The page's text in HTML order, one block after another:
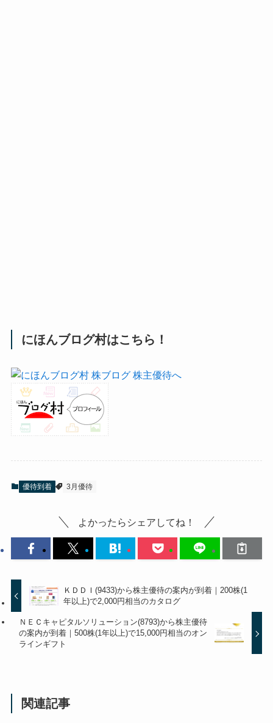
にほんブログ村はこちら！
優待到着 3月優待
よかったらシェアしてね！
ＫＤＤＩ(9433)から株主優待の案内が到着｜200株(1
年以上)で2,000円相当のカタログ
ＮＥＣキャピタルソリューション(8793)から株主優待
の案内が到着｜500株(1年以上)で15,000円相当のオン
ラインギフト
関連記事